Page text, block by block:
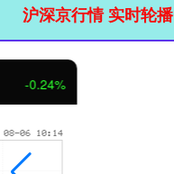
沪深京行情 实时轮播